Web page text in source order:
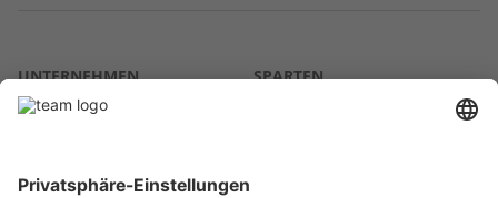
UNTERNEHMEN
Über uns
Karriere
SPARTEN